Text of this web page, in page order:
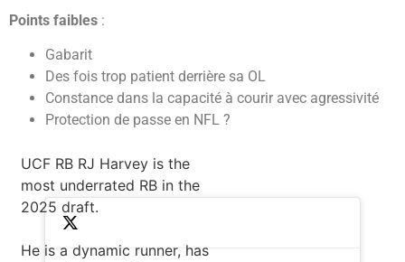
Points faibles :
Gabarit
Des fois trop patient derrière sa OL
Constance dans la capacité à courir avec agressivité
Protection de passe en NFL ?
UCF RB RJ Harvey is the
most underrated RB in the
2025 draft.
He is a dynamic runner, has